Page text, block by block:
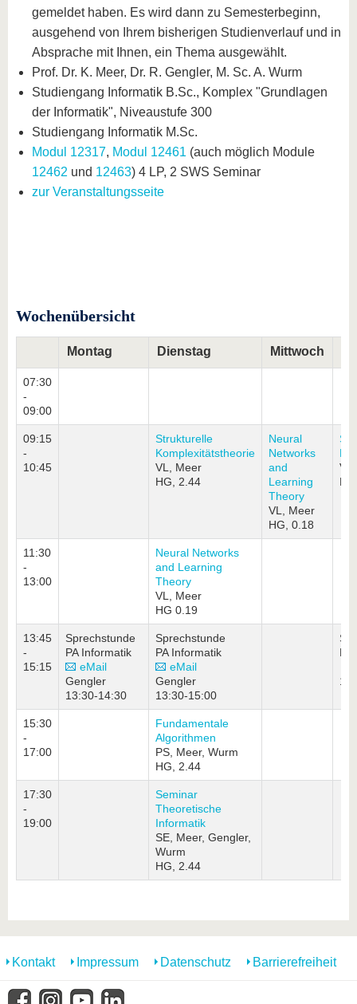
gemeldet haben. Es wird dann zu Semesterbeginn,
ausgehend von Ihrem bisherigen Studienverlauf und in
Absprache mit Ihnen, ein Thema ausgewählt.
Prof. Dr. K. Meer, Dr. R. Gengler, M. Sc. A. Wurm
Studiengang Informatik B.Sc., Komplex "Grundlagen
der Informatik", Niveaustufe 300
Studiengang Informatik M.Sc.
Modul 12317, Modul 12461 (auch möglich Module
12462 und 12463) 4 LP, 2 SWS Seminar
zur Veranstaltungsseite
Wochenübersicht
Montag Dienstag Mittwoch
07:30
-
09:00
09:15
-
10:45
Strukturelle
Komplexitätstheorie
VL, Meer
HG, 2.44
Neural
Networks
and
Learning
Theory
VL, Meer
HG, 0.18
11:30
-
13:00
Neural Networks
and Learning
Theory
VL, Meer
HG 0.19
13:45
-
15:15
Sprechstunde
PA Informatik
eMail
Gengler
13:30-14:30
Sprechstunde
PA Informatik
eMail
Gengler
13:30-15:00
PA
15:30
-
17:00
Fundamentale
Algorithmen
PS, Meer, Wurm
HG, 2.44
17:30
-
19:00
Seminar
Theoretische
Informatik
SE, Meer, Gengler,
Wurm
HG, 2.44
Kontakt Impressum Datenschutz Barrierefreiheit